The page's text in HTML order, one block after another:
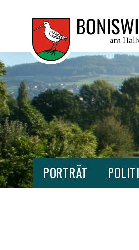
NAVIGIEREN IN
SCHNELLNAVIGATION
HAUPTNAVIGATION
PORTRÄT